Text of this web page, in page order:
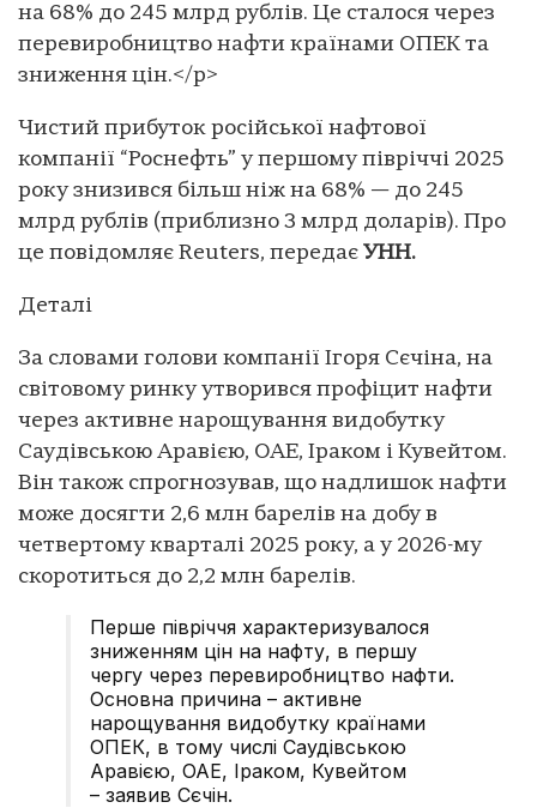
на 68% до 245 млрд рублів. Це сталося через
перевиробництво нафти країнами ОПЕК та
зниження цін.</p>
Чистий прибуток російської нафтової
компанії “Роснефть” у першому півріччі 2025
року знизився більш ніж на 68% — до 245
млрд рублів (приблизно 3 млрд доларів). Про
це повідомляє Reuters, передає УНН.
Деталі
За словами голови компанії Ігоря Сєчіна, на
світовому ринку утворився профіцит нафти
через активне нарощування видобутку
Саудівською Аравією, ОАЕ, Іраком і Кувейтом.
Він також спрогнозував, що надлишок нафти
може досягти 2,6 млн барелів на добу в
четвертому кварталі 2025 року, а у 2026-му
скоротиться до 2,2 млн барелів.
Перше півріччя характеризувалося
зниженням цін на нафту, в першу
чергу через перевиробництво нафти.
Основна причина – активне
нарощування видобутку країнами
ОПЕК, в тому числі Саудівською
Аравією, ОАЕ, Іраком, Кувейтом
– заявив Сєчін.